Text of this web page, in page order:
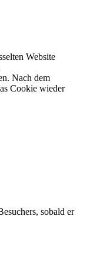
Website
Nach dem
Cookie wieder
sobald er